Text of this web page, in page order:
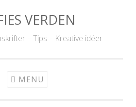
VERDEN
– Tips – Kreative idéer
MENU